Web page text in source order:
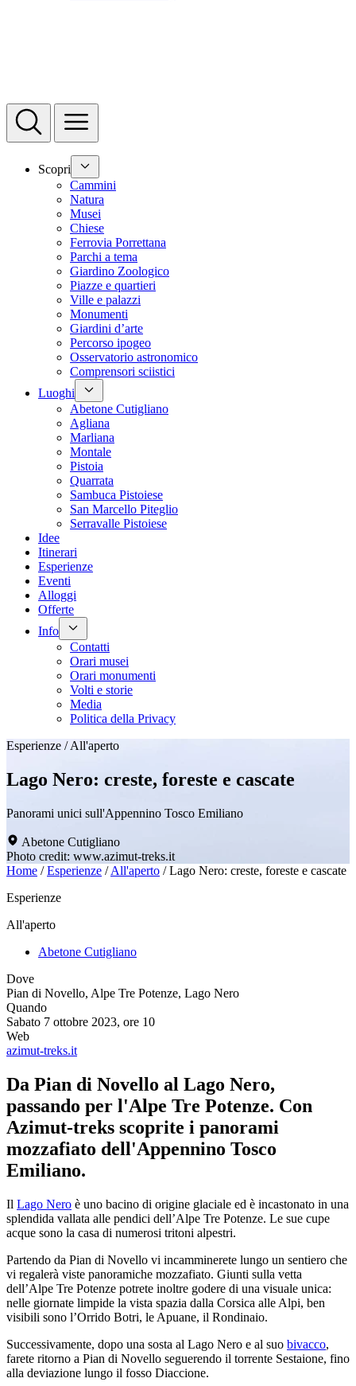
Scopri
Cammini
Natura
Musei
Chiese
Ferrovia Porrettana
Parchi a tema
Giardino Zoologico
Piazze e quartieri
Ville e palazzi
Monumenti
Giardini d’arte
Percorso ipogeo
Osservatorio astronomico
Comprensori sciistici
Luoghi
Abetone Cutigliano
Agliana
Marliana
Montale
Pistoia
Quarrata
Sambuca Pistoiese
San Marcello Piteglio
Serravalle Pistoiese
Idee
Itinerari
Esperienze
Eventi
Alloggi
Offerte
Info
Contatti
Orari musei
Orari monumenti
Volti e storie
Media
Politica della Privacy
Esperienze / All'aperto
Lago Nero: creste, foreste e cascate
Panorami unici sull'Appennino Tosco Emiliano
Abetone Cutigliano
Photo credit: www.azimut-treks.it
Home /Esperienze /All'aperto /Lago Nero: creste, foreste e cascate
Esperienze
All'aperto
Abetone Cutigliano
Dove
Pian di Novello, Alpe Tre Potenze, Lago Nero
Quando
Sabato 7 ottobre 2023, ore 10
Web
azimut-treks.it
Da Pian di Novello al Lago Nero,
passando per l'Alpe Tre Potenze. Con
Azimut-treks scoprite i panorami
mozzafiato dell'Appennino Tosco
Emiliano.
Il Lago Nero è uno bacino di origine glaciale ed è incastonato in una
splendida vallata alle pendici dell’Alpe Tre Potenze. Le sue cupe
acque sono la casa di numerosi tritoni alpestri.
Partendo da Pian di Novello vi incamminerete lungo un sentiero che
vi regalerà viste panoramiche mozzafiato. Giunti sulla vetta
dell’Alpe Tre Potenze potrete inoltre godere di una visuale unica:
nelle giornate limpide la vista spazia dalla Corsica alle Alpi, ben
visibili sono l’Orrido Botri, le Apuane, il Rondinaio.
Successivamente, dopo una sosta al Lago Nero e al suo bivacco,
farete ritorno a Pian di Novello seguerendo il torrente Sestaione, fino
alla deviazione lungo il fosso Diaccione.